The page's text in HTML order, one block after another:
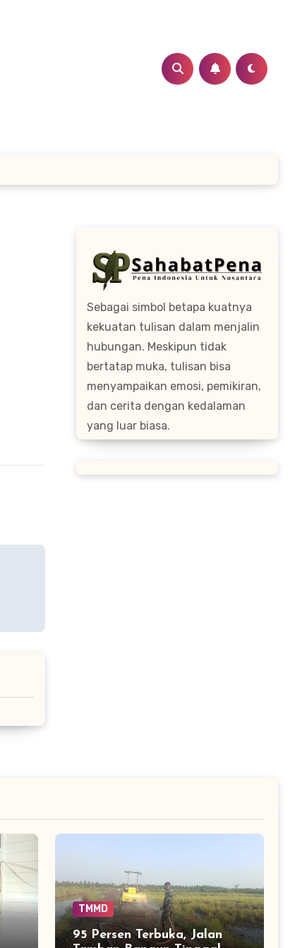
Sebagai simbol betapa kuatnya
kekuatan tulisan dalam menjalin
hubungan. Meskipun tidak
bertatap muka, tulisan bisa
menyampaikan emosi, pemikiran,
dan cerita dengan kedalaman
yang luar biasa.
TMMD
95 Persen Terbuka, Jalan